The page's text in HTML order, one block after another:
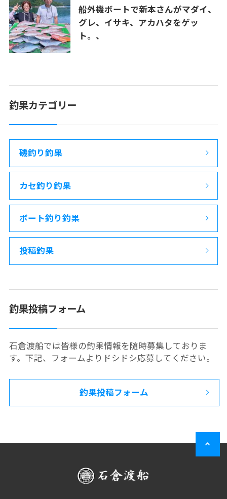
船外機ボートで新本さんがマダイ、
グレ、イサキ、アカハタをゲッ
ト。、
釣果カテゴリー
磯釣り釣果
カセ釣り釣果
ボート釣り釣果
投稿釣果
釣果投稿フォーム
石倉渡船では皆様の釣果情報を随時募集しておりま
す。下記、フォームよりドシドシ応募してください。
釣果投稿フォーム